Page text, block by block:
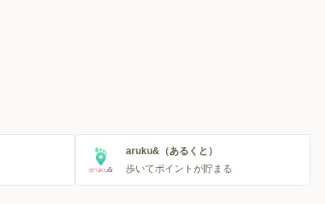
aruku&（あるくと）
歩いてポイントが貯まる